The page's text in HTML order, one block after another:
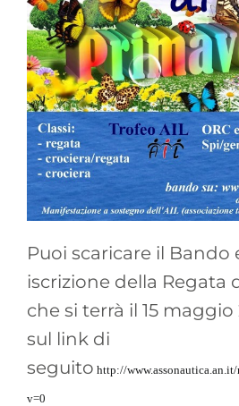
Puoi scaricare il
iscrizione della Regata
che si terrà il 15 maggio
sul link di
seguito http://
v=0